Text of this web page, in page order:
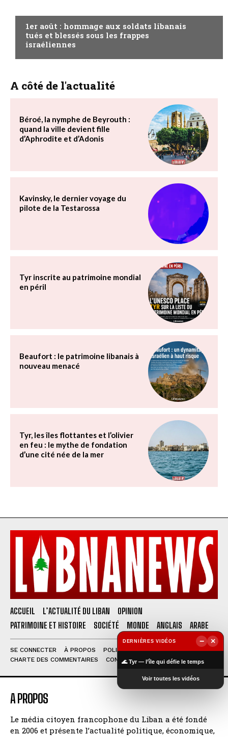
1er août : hommage aux soldats libanais
tués et blessés sous les frappes
israéliennes
A côté de l'actualité
Béroé, la nymphe de Beyrouth :
quand la ville devient fille
d’Aphrodite et d’Adonis
Kavinsky, le dernier voyage du
pilote de la Testarossa
Tyr inscrite au patrimoine mondial
en péril
Beaufort : le patrimoine libanais à
nouveau menacé
Tyr, les îles flottantes et l’olivier
en feu : le mythe de fondation
d’une cité née de la mer
ACCUEIL L’ACTUALITÉ DU LIBAN
OPINION
PATRIMOINE ET HISTOIRE
SOCIÉTÉ MONDE ANGLAIS ARABE
SE CONNECTER À PROPOS
POLITIQUE DE CONFIDENTIALITÉ
CHARTE DES COMMENTAIRES
CONTACT
A PROPOS
Le média citoyen francophone du Liban a été fondé
en 2006 et présente l’actualité politique, économique,
DERNIÈRES VIDÉOS −
×
🌊 Tyr — l’île qui défie le temps
Voir toutes les vidéos